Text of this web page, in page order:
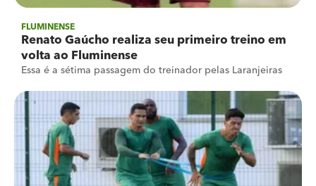
FLUMINENSE
Renato Gaúcho realiza seu primeiro treino em
volta ao Fluminense
Essa é a sétima passagem do treinador pelas Laranjeiras